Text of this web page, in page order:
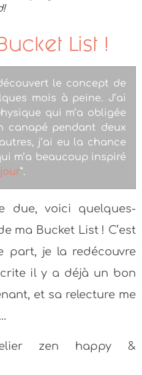
List !
le concept de
mois à peine. J’ai
qui m’a obligée
canapé pendant deux
j’ai eu la chance
m’a beaucoup inspiré
”.
due, voici quelques-
ma Bucket List ! C’est
part, je la redécouvre
il y a déjà un bon
et sa relecture me
zen happy &